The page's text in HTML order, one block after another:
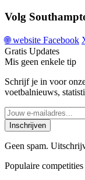
Volg
🌐 website Facebook
Gratis Updates
Mis geen enkele tip
Schrijf je in voor
voetbalnieuws,
Inschrijven
Geen spam.
Populaire competities